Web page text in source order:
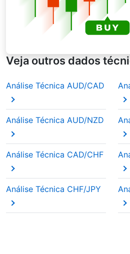
apenas ganham um peso
longo do tempo. Isso dá
recentes,mas mantém os
plano. Ao analisar a média
traders costumam confiar
Veja outros dados
Análise Técnica AUD/CAD
Análise Técnica AUD/NZD
Análise Técnica CAD/CHF
Análise Técnica CHF/JPY